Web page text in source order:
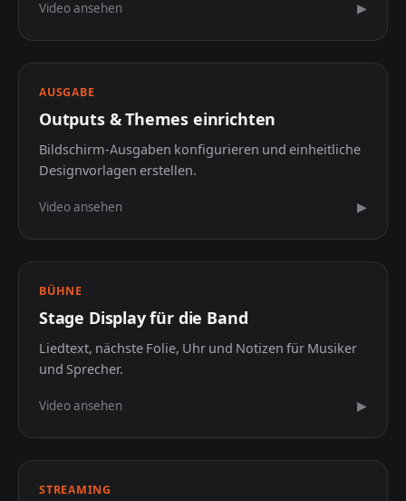
Video ansehen ▶
AUSGABE
Outputs & Themes einrichten
Bildschirm-Ausgaben konfigurieren und einheitliche
Designvorlagen erstellen.
Video ansehen ▶
BÜHNE
Stage Display für die Band
Liedtext, nächste Folie, Uhr und Notizen für Musiker
und Sprecher.
Video ansehen ▶
STREAMING